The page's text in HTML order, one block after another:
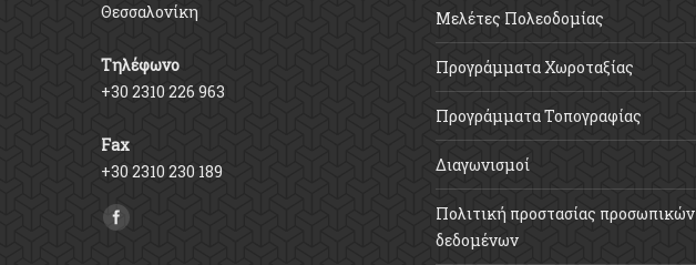
Θεσσαλονίκη
Τηλέφωνο
+30 2310 226 963
Fax
+30 2310 230 189
Find us on:
Μελέτες Πολεοδομίας
Προγράμματα Χωροταξίας
Προγράμματα Τοπογραφίας
Διαγωνισμοί
Πολιτική προστασίας προσωπικών
δεδομένων